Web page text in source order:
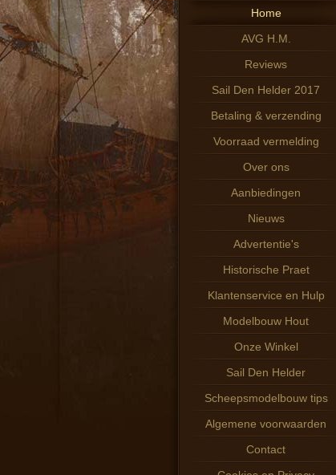
Home
AVG H.M.
Reviews
Sail Den Helder 2017
Betaling & verzending
Voorraad vermelding
Over ons
Aanbiedingen
Nieuws
Advertentie's
Historische Praet
Klantenservice en Hulp
Modelbouw Hout
Onze Winkel
Sail Den Helder
Scheepsmodelbouw tips
Algemene voorwaarden
Contact